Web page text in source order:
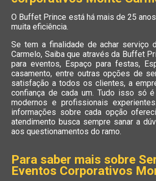
O Buffet Prince está há mais de 25
muita eficiência.
Se tem a finalidade de achar serviço
Carmelo, Saiba que através da Buffet
para eventos, Espaço para festas,
casamento, entre outras opções de
satisfação a todos os clientes, a
confiança de cada um. Tudo isso só
modernos e profissionais
informações sobre cada opção
atendimento busca sempre sanar a
aos questionamentos do ramo.
Para saber mais sobre
Eventos Corporativos